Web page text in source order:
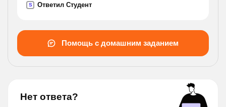
S Ответил Студент
Помощь с домашним заданием
Нет ответа?